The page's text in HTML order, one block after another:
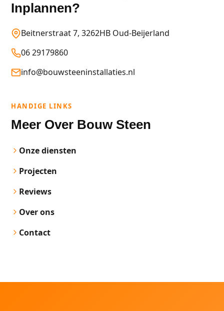
Inplannen?
Beitnerstraat 7, 3262HB Oud-Beijerland
06 29179860
info@bouwsteeninstallaties.nl
HANDIGE LINKS
Meer Over Bouw Steen
Onze diensten
Projecten
Reviews
Over ons
Contact